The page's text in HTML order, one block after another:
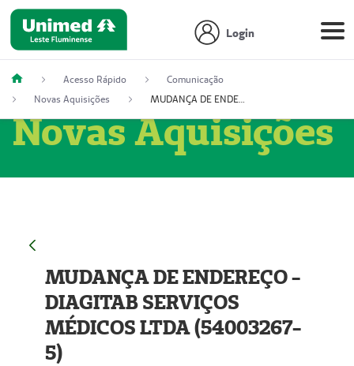
Login
Acesso Rápido
Comunicação
Novas Aquisições
MUDANÇA DE ENDEREÇO - DIAGITAB SERVIÇOS MÉDICOS LTDA (54003267-5)
Novas Aquisições
MUDANÇA DE ENDEREÇO -
DIAGITAB SERVIÇOS
MÉDICOS LTDA (54003267-
5)